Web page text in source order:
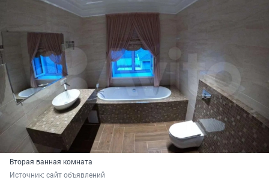
Вторая ванная комната
Источник: сайт объявлений